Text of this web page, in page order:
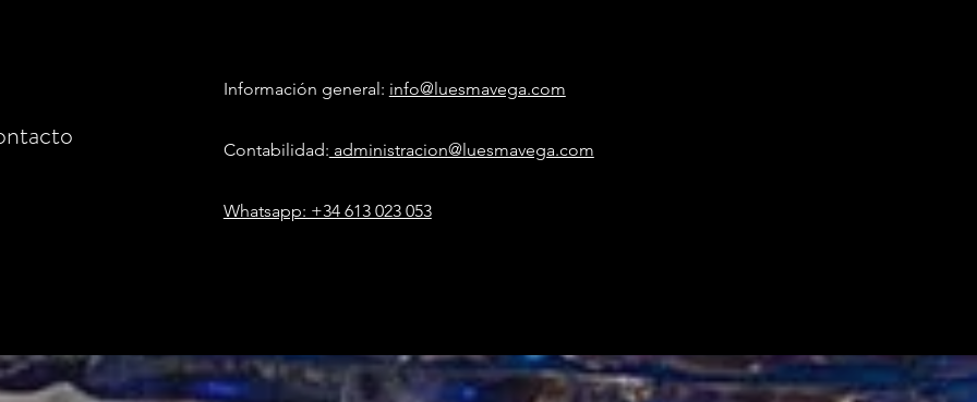
Información general: info@luesmavega.com
Contabilidad: administracion@luesmavega.com
Whatsapp: +34 613 023 053